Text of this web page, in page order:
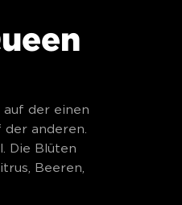
der einen
der anderen.
Die Blüten
Beeren,